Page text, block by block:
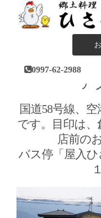
0997-62-2988
アクセス
ア
国道58号線、
です。目印は
店前の
バス停「屋入